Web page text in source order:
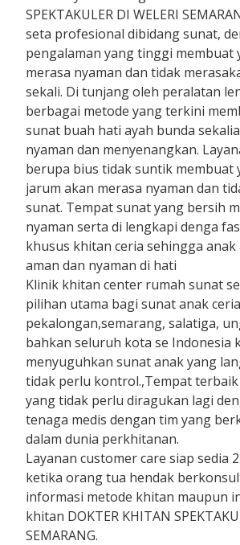
SPEKTAKULER DI WELERI
seta profesional dibidang sunat,
pengalaman yang tinggi membuat
merasa nyaman dan tidak
sekali. Di tunjang oleh peralatan
berbagai metode yang terkini
sunat buah hati ayah bunda
nyaman dan menyenangkan.
berupa bius tidak suntik membuat
jarum akan merasa nyaman dan
sunat. Tempat sunat yang bersih
nyaman serta di lengkapi denga
khusus khitan ceria sehingga anak
aman dan nyaman di hati
Klinik khitan center rumah sunat
pilihan utama bagi sunat anak
pekalongan,semarang, salatiga,
bahkan seluruh kota se Indonesia
menyuguhkan sunat anak yang
tidak perlu kontrol.,Tempat
yang tidak perlu diragukan lagi
tenaga medis dengan tim yang
dalam dunia perkhitanan.
Layanan customer care siap sedia
ketika orang tua hendak
informasi metode khitan maupun
khitan DOKTER KHITAN
SEMARANG.